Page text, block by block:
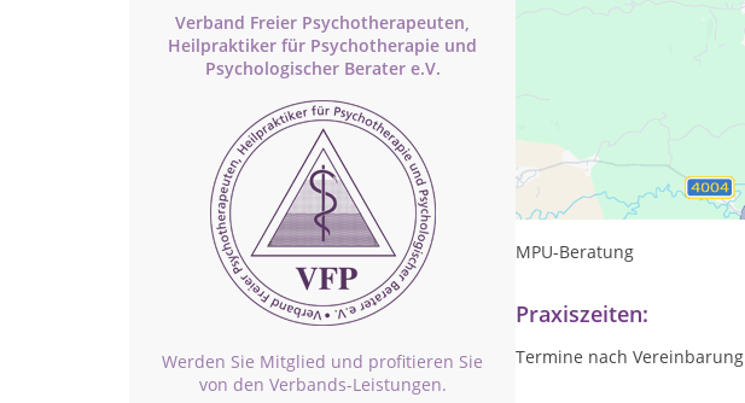
Verband Freier Psychotherapeuten,
Heilpraktiker für Psychotherapie und
Psychologischer Berater e.V.
Werden Sie Mitglied und profitieren Sie
von den Verbands-Leistungen.
Psychologische Beratung
Burnout-Beratung
MPU-Beratung
Praxiszeiten:
Termine nach Vereinbarung